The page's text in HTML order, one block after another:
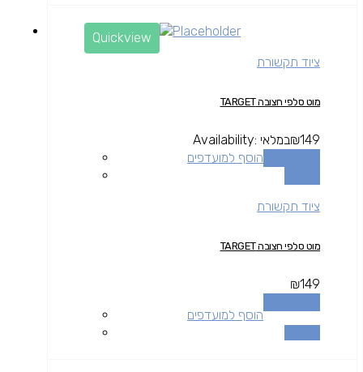
Quickview
ציוד תקשורת
מוט סלפי חצובה TARGET
₪149
Availability: במלאי
הוסף למועדפים
ציוד תקשורת
מוט סלפי חצובה TARGET
₪149
הוסף למועדפים